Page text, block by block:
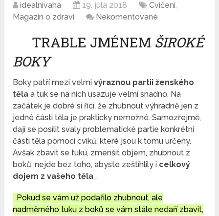
idealnivaha 19. júla 2018 Cvičení,
Magazín o zdraví
Nekomentované
TRABLE JMÉNEM ŠIROKÉ
BOKY
Boky patří mezi velmivýraznou partii ženského
tělaa tuk se na nich usazuje velmi snadno. Na
začátek je dobré si říci, že zhubnout výhradně jen z
jedné části těla je prakticky nemožné. Samozřejmě,
dají se posílit svaly problematické partie konkrétní
části těla pomocí cviků, které jsou k tomu určeny.
Avšak zbavit se tuku, zmenšit objem, zhubnout z
boků, nejde bez toho, abyste zeštíhlily i celkový
dojem z vašeho těla.
Pokud se vám už podařilo zhubnout, ale
nadměrného tuku z boků se vám stále nedaří zbavit,